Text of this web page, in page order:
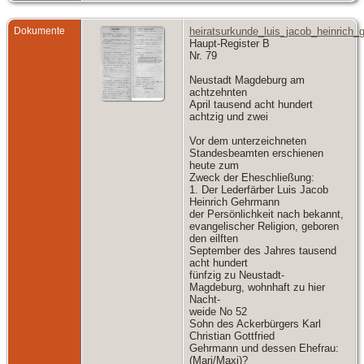
Dokumente
Haupt-Register B
Nr. 79
Neustadt Magdeburg am
achtzehnten
April tausend acht hundert
achtzig und zwei
Vor dem unterzeichneten
Standesbeamten erschienen
heute zum
Zweck der Eheschließung:
1. Der Lederfärber Luis Jacob
Heinrich Gehrmann
der Persönlichkeit nach bekannt,
evangelischer Religion, geboren
den eilften
September des Jahres tausend
acht hundert
fünfzig zu Neustadt-
Magdeburg, wohnhaft zu hier
Nacht-
weide No 52
Sohn des Ackerbürgers Karl
Christian Gottfried
Gehrmann und dessen Ehefrau:
(Mari/Maxi)?